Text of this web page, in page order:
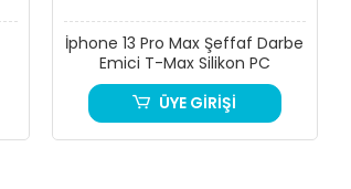
İphone 13 Pro Max Şeffaf Darbe
Emici T-Max Silikon PC
ÜYE GİRİŞİ